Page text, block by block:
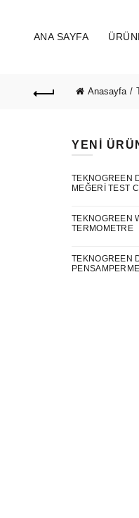
ANA SAYFA
Anasayfa
YENI
TEKNOGREEN
MEĞERI TEST
TEKNOGREEN
TERMOMETRE
TEKNOGREEN